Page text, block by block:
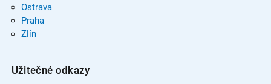
Ostrava
Praha
Zlín
Užitečné odkazy